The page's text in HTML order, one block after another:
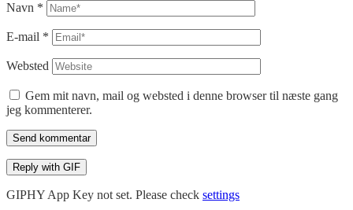
Navn *
E-mail *
Websted
Gem mit navn, mail og websted i denne browser til næste gang
jeg kommenterer.
Send kommentar
Reply with GIF
GIPHY App Key not set. Please check settings